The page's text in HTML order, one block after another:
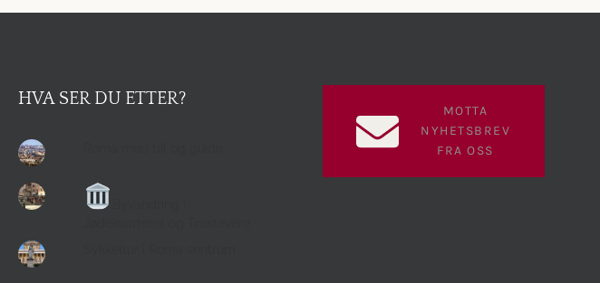
HVA SER DU ETTER?
MOTTA
NYHETSBREV
FRA OSS